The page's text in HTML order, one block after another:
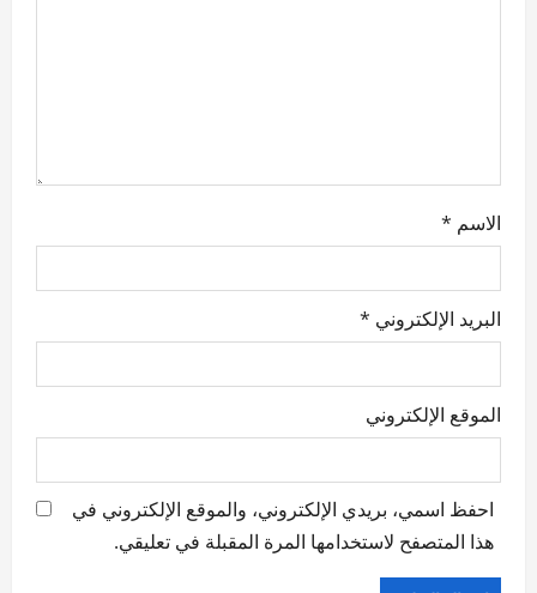
الاسم *
البريد الإلكتروني *
الموقع الإلكتروني
احفظ اسمي، بريدي الإلكتروني، والموقع الإلكتروني في
هذا المتصفح لاستخدامها المرة المقبلة في تعليقي.